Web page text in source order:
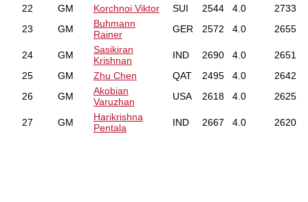
22
GM Korchnoi Viktor SUI 2544 4.0
2733
23
GM
Buhmann
Rainer
GER 2572 4.0 2655
24 GM
Sasikiran
Krishnan
IND 2690 4.0
2651
25
GM Zhu Chen QAT 2495 4.0
2642
26
GM
Akobian
Varuzhan
USA 2618 4.0 2625
27 GM
Harikrishna
Pentala
IND 2667 4.0 2620